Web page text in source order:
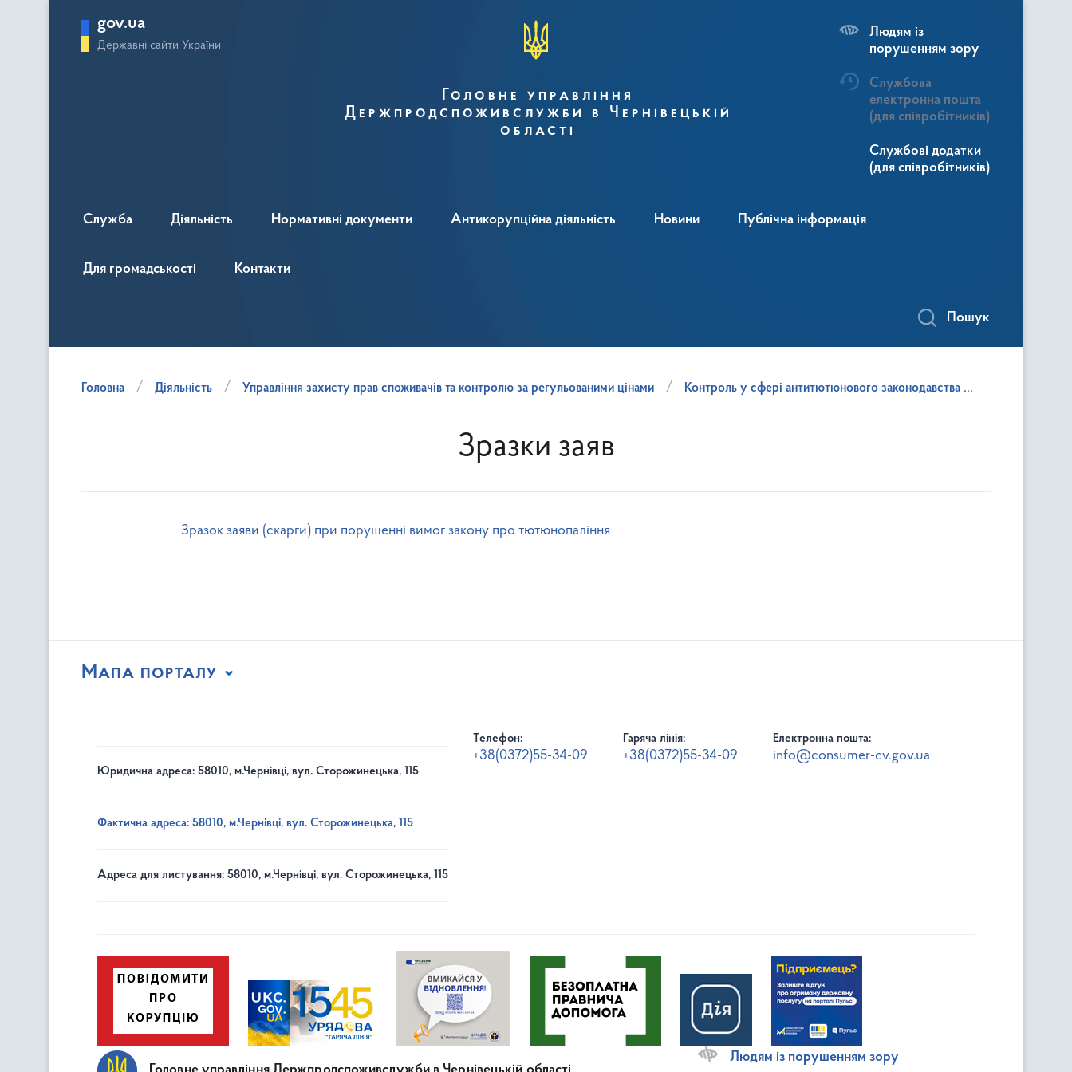
gov.ua
Державні сайти України
Головне управління
Держпродспоживслужби в Чернівецькій
області
Людям із
порушенням зору
Службова
електронна пошта
(для співробітників)
Службові додатки
(для співробітників)
Служба Діяльність Нормативні документи Антикорупційна діяльність Новини Публічна інформація
Для громадськості Контакти
Пошук
Головна Діяльність Управління захисту прав споживачів та контролю за регульованими цінами Контроль у сфері антитютюнового законодавства
Зразки заяв
Зразок заяви (скарги) при порушенні вимог закону про тютюнопаління
Мапа порталу
Юридична адреса: 58010, м.Чернівці, вул. Сторожинецька, 115
Фактична адреса: 58010, м.Чернівці, вул. Сторожинецька, 115
Адреса для листування: 58010, м.Чернівці, вул. Сторожинецька, 115
Телефон:
+38(0372)55-34-09
Гаряча лінія:
+38(0372)55-34-09
Електронна пошта:
info@consumer-cv.gov.ua
Людям із порушенням зору